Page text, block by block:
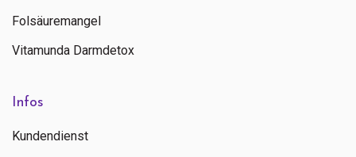
Folsäuremangel
Vitamunda Darmdetox
Infos
Kundendienst